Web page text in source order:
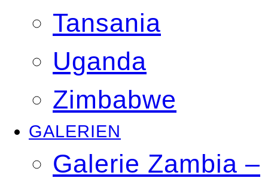
Tansania
Uganda
Zimbabwe
GALERIEN
Galerie Zambia –